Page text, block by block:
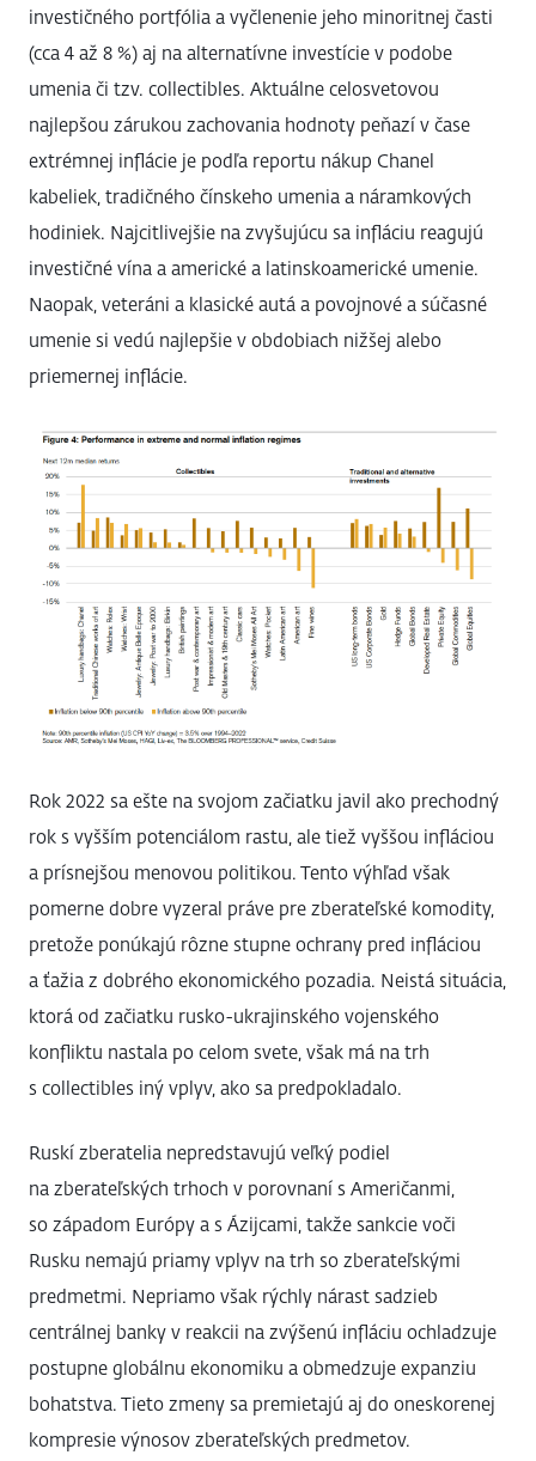
investičného portfólia a vyčlenenie jeho minoritnej časti
(cca 4 až 8 %) aj na alternatívne investície v podobe
umenia či tzv. collectibles. Aktuálne celosvetovou
najlepšou zárukou zachovania hodnoty peňazí v čase
extrémnej inflácie je podľa reportu nákup Chanel
kabeliek, tradičného čínskeho umenia a náramkových
hodiniek. Najcitlivejšie na zvyšujúcu sa infláciu reagujú
investičné vína a americké a latinskoamerické umenie.
Naopak, veteráni a klasické autá a povojnové a súčasné
umenie si vedú najlepšie v obdobiach nižšej alebo
priemernej inflácie.
Rok 2022 sa ešte na svojom začiatku javil ako prechodný
rok s vyšším potenciálom rastu, ale tiež vyššou infláciou
a prísnejšou menovou politikou. Tento výhľad však
pomerne dobre vyzeral práve pre zberateľské komodity,
pretože ponúkajú rôzne stupne ochrany pred infláciou
a ťažia z dobrého ekonomického pozadia. Neistá situácia,
ktorá od začiatku rusko-ukrajinského vojenského
konfliktu nastala po celom svete, však má na trh
s collectibles iný vplyv, ako sa predpokladalo.
Ruskí zberatelia nepredstavujú veľký podiel
na zberateľských trhoch v porovnaní s Američanmi,
so západom Európy a s Ázijcami, takže sankcie voči
Rusku nemajú priamy vplyv na trh so zberateľskými
predmetmi. Nepriamo však rýchly nárast sadzieb
centrálnej banky v reakcii na zvýšenú infláciu ochladzuje
postupne globálnu ekonomiku a obmedzuje expanziu
bohatstva. Tieto zmeny sa premietajú aj do oneskorenej
kompresie výnosov zberateľských predmetov.